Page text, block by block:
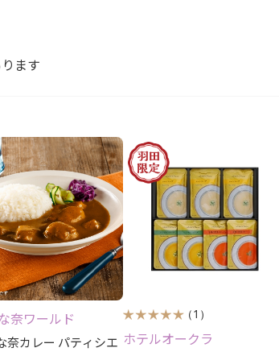
ます
奈ワールド
奈カレー パティシエ
（1）
ホテルオークラ